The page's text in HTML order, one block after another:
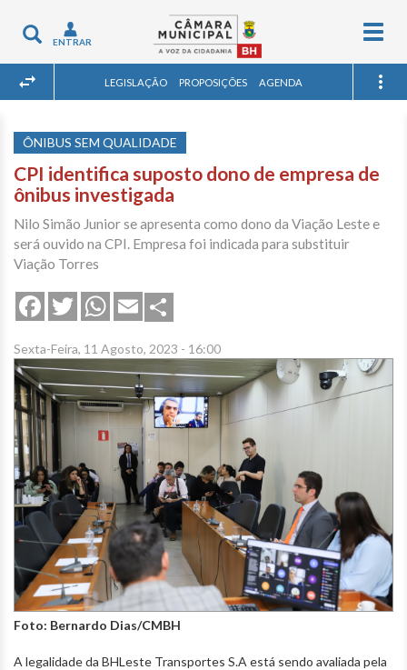
Toggle
navigation
ENTRAR
LEGISLAÇÃO PROPOSIÇÕES AGENDA
ÔNIBUS SEM QUALIDADE
CPI identifica suposto dono de empresa de
ônibus investigada
Nilo Simão Junior se apresenta como dono da Viação Leste e
será ouvido na CPI. Empresa foi indicada para substituir
Viação Torres
FacebookTwitterWhatsApp
Email
Sexta-Feira, 11 Agosto, 2023 - 16:00
Foto: Bernardo Dias/CMBH
A legalidade da BHLeste Transportes S.A está sendo avaliada pela